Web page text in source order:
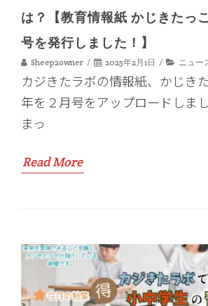
は？【教育情報紙 かじきたっ
号を発行しました！】
Sheep2owner 2025年2月1日 ニュー
カジきたラボの情報紙、かじき
年を２月号をアップロードしま
まっ
Read More